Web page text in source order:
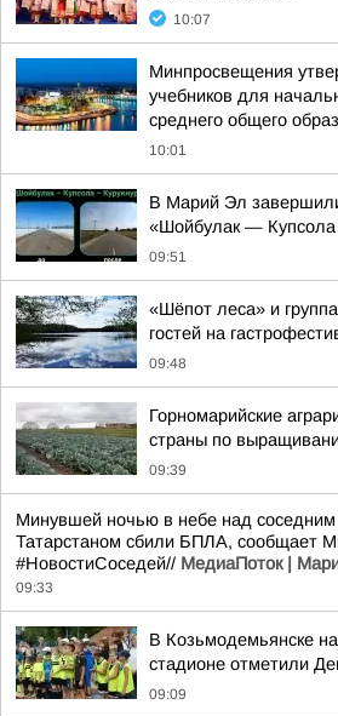
10:07
Минпросвещения
учебников для
среднего общего
10:01
В Марий Эл
«Шойбулак —
09:51
«Шёпот леса» и
гостей на
09:48
Горномарийские
страны по
09:39
Минувшей ночью в небе над
Татарстаном сбили БПЛА, сообщает
#НовостиСоседей// МедиаПоток |
09:33
В Козьмодемьянске
стадионе отметили
09:09